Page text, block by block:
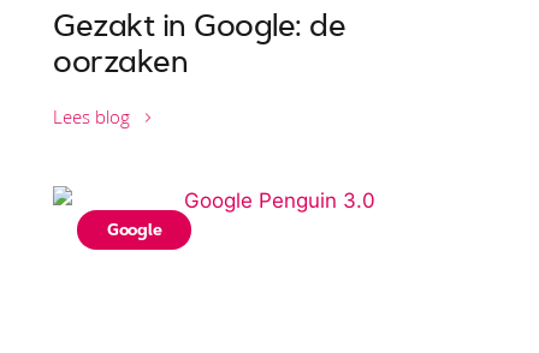
Gezakt in Google: de
oorzaken
Lees blog
Google